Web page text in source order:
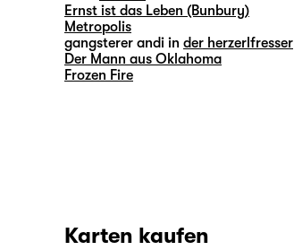
Ernst ist das Leben (Bunbury)
Metropolis
gangsterer andi in der herzerlfresser
Der Mann aus Oklahoma
Frozen Fire
Karten kaufen